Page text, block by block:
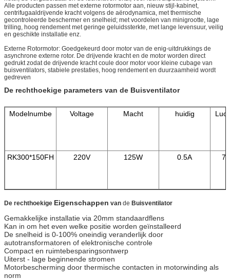
Alle producten passen met externe rotormotor aan, nieuw stijl-kabinet,
centrifugaaldrijvende kracht volgens de aërodynamica, met thermische
gecontroleerde beschermer en snelheid; met voordelen van minigrootte, lage
trilling, hoog rendement met geringe geluidssterkte, met lange levensuur, veilig
en geschikte installatie enz.
Externe Rotormotor: Goedgekeurd door motor van de enig-uitdrukkings de
asynchrone externe rotor. De drijvende kracht en de motor worden direct
gedrukt zodat de drijvende kracht coule door motor voor kleine cubage van
buisventilators, stabiele prestaties, hoog rendement en duurzaamheid wordt
gedreven
De rechthoekige parameters van de Buisventilator
Modelnumbe Voltage Macht huidig
RK300*150FH 220V 125W 0.5A
De rechthoekige Eigenschappen van de Buisventilator
Gemakkelijke installatie via 20mm standaardflens
Kan in om het even welke positie worden geïnstalleerd
De snelheid is 0-100% oneindig veranderlijk door
autotransformatoren of elektronische controle
Compact en ruimtebesparingsontwerp
Uiterst - lage beginnende stromen
Motorbescherming door thermische contacten in motorwinding als
norm